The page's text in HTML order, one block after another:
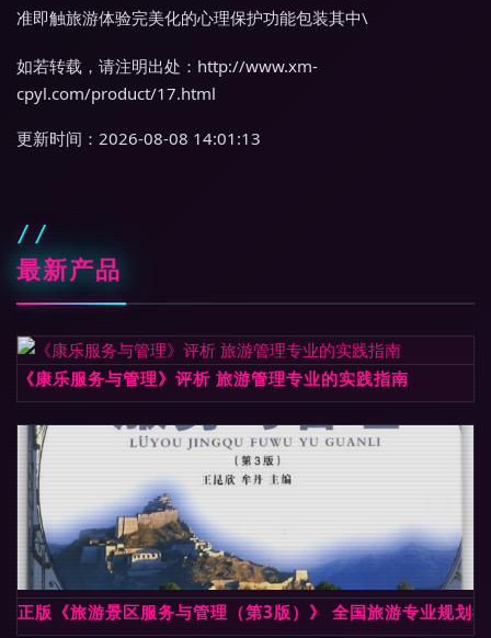
准即触旅游体验完美化的心理保护功能包装其中\
如若转载，请注明出处：http://www.xm-
cpyl.com/product/17.html
更新时间：2026-08-08 14:01:13
最新产品
《康乐服务与管理》评析 旅游管理专业的实践指南
正版《旅游景区服务与管理（第3版）》 全国旅游专业规划